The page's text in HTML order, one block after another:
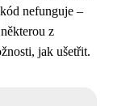
nefunguje –
z
jak ušetřit.